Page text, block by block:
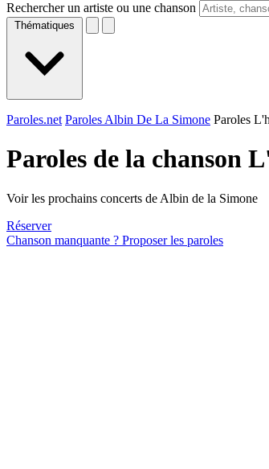
Rechercher un artiste ou une chanson
Thématiques
Paroles.net Paroles Albin De La Simone Paroles
Paroles de la chanson
Voir les prochains concerts de Albin de la Simone
Réserver
Chanson manquante ? Proposer les paroles